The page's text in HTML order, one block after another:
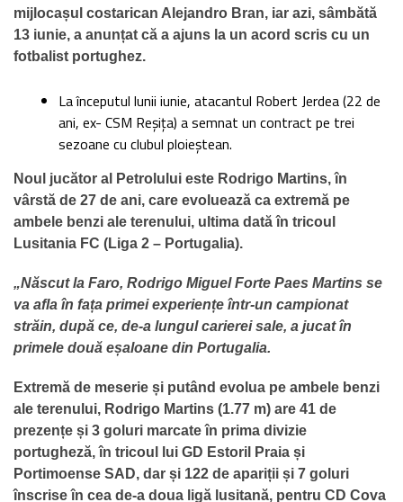
mijlocașul costarican Alejandro Bran, iar azi, sâmbătă
13 iunie, a anunțat că a ajuns la un acord scris cu un
fotbalist portughez.
La începutul lunii iunie, atacantul Robert Jerdea (22 de
ani, ex- CSM Reșița) a semnat un contract pe trei
sezoane cu clubul ploieștean.
Noul jucător al Petrolului este Rodrigo Martins, în
vârstă de 27 de ani, care evoluează ca extremă pe
ambele benzi ale terenului, ultima dată în tricoul
Lusitania FC (Liga 2 – Portugalia).
„Născut la Faro, Rodrigo Miguel Forte Paes Martins se
va afla în fața primei experiențe într-un campionat
străin, după ce, de-a lungul carierei sale, a jucat în
primele două eșaloane din Portugalia.
Extremă de meserie și putând evolua pe ambele benzi
ale terenului, Rodrigo Martins (1.77 m) are 41 de
prezențe și 3 goluri marcate în prima divizie
portugheză, în tricoul lui GD Estoril Praia și
Portimoense SAD, dar și 122 de apariții și 7 goluri
înscrise în cea de-a doua ligă lusitană, pentru CD Cova